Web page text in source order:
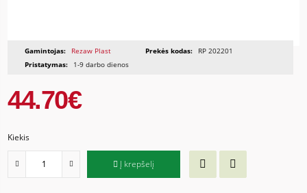
Gamintojas: Rezaw Plast Prekės kodas:
RP 202201
Pristatymas:
1-9 darbo dienos
44.70€
Kiekis
Į krepšelį